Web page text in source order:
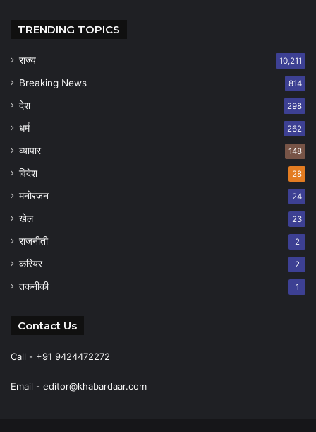
TRENDING TOPICS
राज्य 10,211
Breaking News 814
देश 298
धर्म 262
व्यापार 148
विदेश 28
मनोरंजन 24
खेल 23
राजनीती 2
करियर 2
तकनीकी 1
Contact Us
Call - +91 9424472272
Email - editor@khabardaar.com